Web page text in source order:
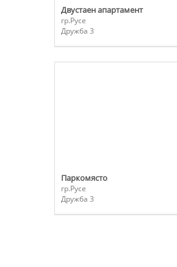
Двустаен апартамент
гр.Русе
Дружба 3
Паркомясто
гр.Русе
Дружба 3